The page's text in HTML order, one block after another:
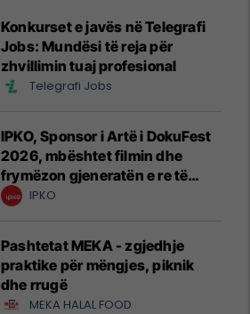
Konkurset e javës në Telegrafi
Jobs: Mundësi të reja për
zhvillimin tuaj profesional
Telegrafi Jobs
IPKO, Sponsor i Artë i DokuFest
2026, mbështet filmin dhe
frymëzon gjeneratën e re të
krijuesve
IPKO
Pashtetat MEKA - zgjedhje
praktike për mëngjes, piknik
dhe rrugë
MEKA HALAL FOOD